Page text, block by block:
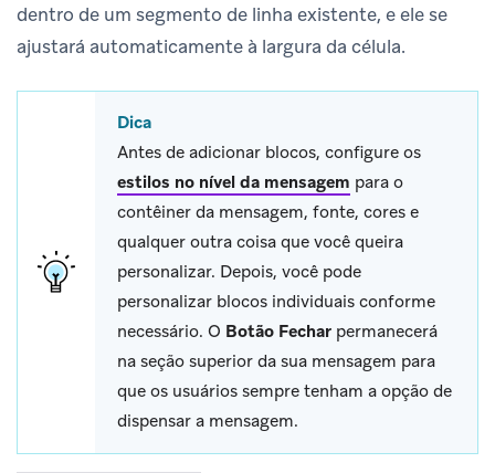
dentro de um segmento de linha existente, e ele se
ajustará automaticamente à largura da célula.
Dica
Antes de adicionar blocos, configure os
estilos no nível da mensagem para o
contêiner da mensagem, fonte, cores e
qualquer outra coisa que você queira
personalizar. Depois, você pode
personalizar blocos individuais conforme
necessário. O Botão Fechar permanecerá
na seção superior da sua mensagem para
que os usuários sempre tenham a opção de
dispensar a mensagem.